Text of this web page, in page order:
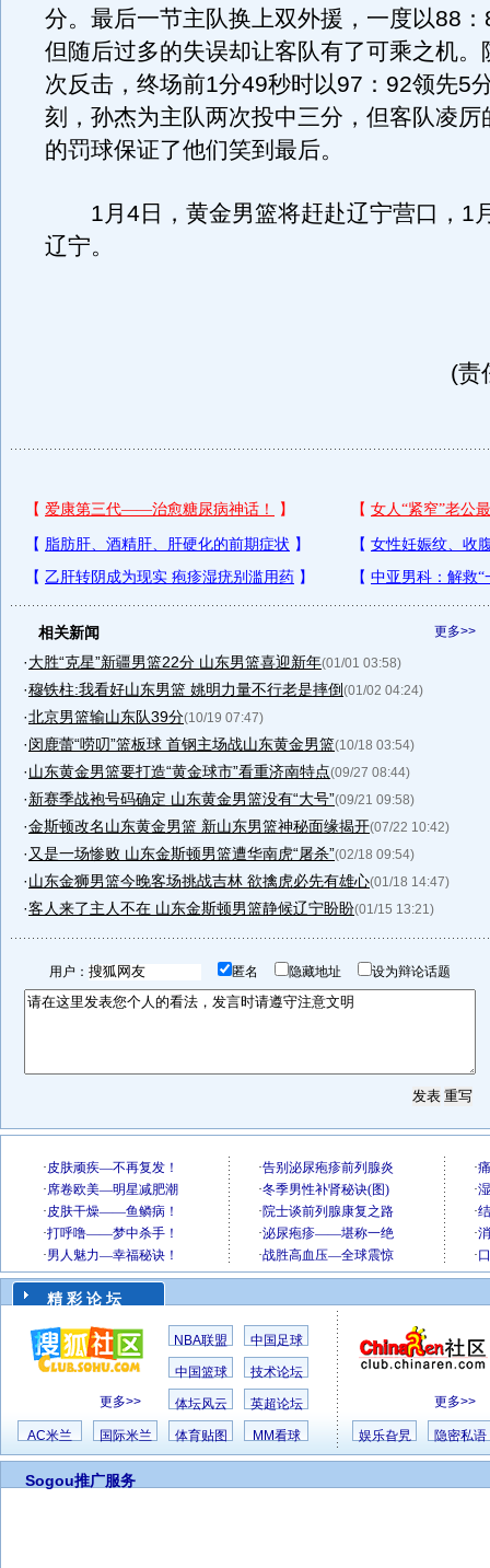
分。最后一节主队换上双外援，一度以88
但随后过多的失误却让客队有了可乘之机。
次反击，终场前1分49秒时以97：92领先5
刻，孙杰为主队两次投中三分，但客队凌厉
的罚球保证了他们笑到最后。
1月4日，黄金男篮将赶赴辽宁营口，1
辽宁。
(责
更多>>
相关新闻
·大胜“克星”新疆男篮22分 山东男篮喜迎新年(01/01 03:58)
·穆铁柱:我看好山东男篮 姚明力量不行老是摔倒 (01/02 04:24)
·北京男篮输山东队39分(10/19 07:47)
·闵鹿蕾“唠叨”篮板球 首钢主场战山东黄金男篮(10/18 03:54)
·山东黄金男篮要打造“黄金球市”看重济南特点(09/27 08:44)
·新赛季战袍号码确定 山东黄金男篮没有“大号”(09/21 09:58)
·金斯顿改名山东黄金男篮 新山东男篮神秘面缘揭开(07/22 10:42)
· 又是一场惨败 山东金斯顿男篮遭华南虎“屠杀”(02/18 09:54)
·山东金狮男篮今晚客场挑战吉林 欲擒虎必先有雄心(01/18 14:47)
·客人来了主人不在 山东金斯顿男篮静候辽宁盼盼(01/15 13:21)
用户： 匿名 隐藏地址 设为辩论话题
精 彩 论 坛
更多>>
NBA联盟 中国足球
中国篮球 技术论坛
体坛风云 英超论坛
AC米兰 国际米兰 体育贴图 MM看球
更多>>
娱乐旮旯 隐密私语
Sogou推广服务